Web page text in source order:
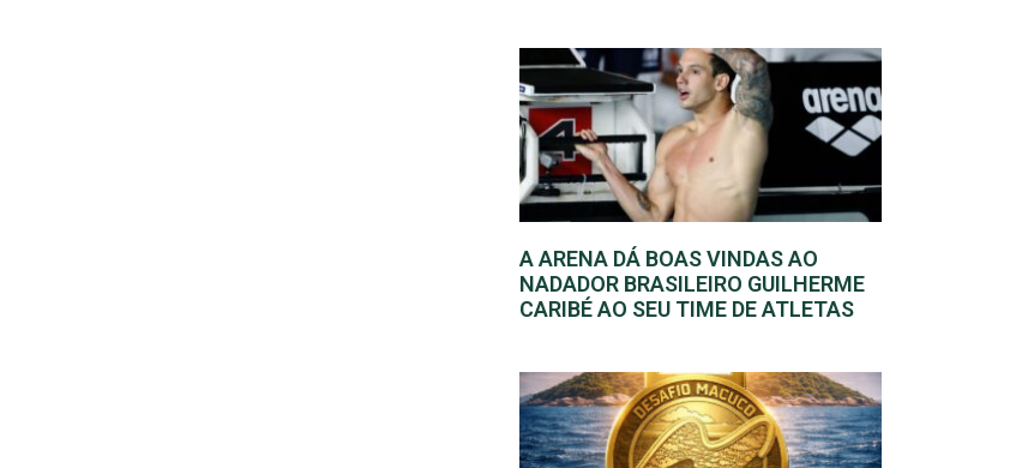
A ARENA DÁ BOAS VINDAS AO
NADADOR BRASILEIRO GUILHERME
CARIBÉ AO SEU TIME DE ATLETAS